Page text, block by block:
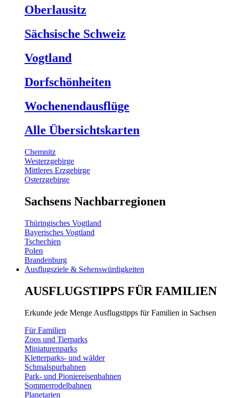
Oberlausitz
Sächsische Schweiz
Vogtland
Dorfschönheiten
Wochenendausflüge
Alle Übersichtskarten
Chemnitz
Westerzgebirge
Mittleres Erzgebirge
Osterzgebirge
Sachsens Nachbarregionen
Thüringisches Vogtland
Bayerisches Vogtland
Tschechien
Polen
Brandenburg
Ausflugsziele & Sehenswürdigkeiten
AUSFLUGSTIPPS FÜR FAMILIEN
Erkunde jede Menge Ausflugstipps für Familien in Sachsen
Für Familien
Zoos und Tierparks
Miniaturenparks
Kletterparks- und wälder
Schmalspurbahnen
Park- und Pioniereisenbahnen
Sommerrodelbahnen
Planetarien